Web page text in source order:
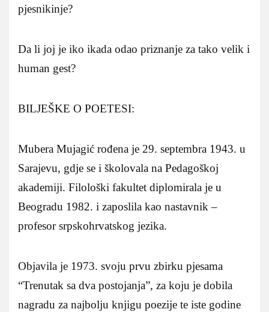
pjesnikinje?
Da li joj je iko ikada odao priznanje za tako velik i
human gest?
BILJEŠKE O POETESI:
Mubera Mujagić rođena je 29. septembra 1943. u
Sarajevu, gdje se i školovala na Pedagoškoj
akademiji. Filološki fakultet diplomirala je u
Beogradu 1982. i zaposlila kao nastavnik –
profesor srpskohrvatskog jezika.
Objavila je 1973. svoju prvu zbirku pjesama
“Trenutak sa dva postojanja”, za koju je dobila
nagradu za najbolju knjigu poezije te iste godine